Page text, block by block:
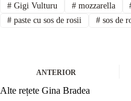
#Gigi Vulturu #mozzarella
#paste cu sos de rosii #sos de
ANTERIOR
Alte rețete Gina Bradea